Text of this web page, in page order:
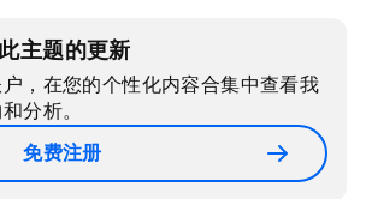
主题的更新
，在您的个性化内容合集中查看我
分析。
免费注册